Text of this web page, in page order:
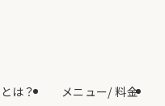
は？ メニュー/ 料金